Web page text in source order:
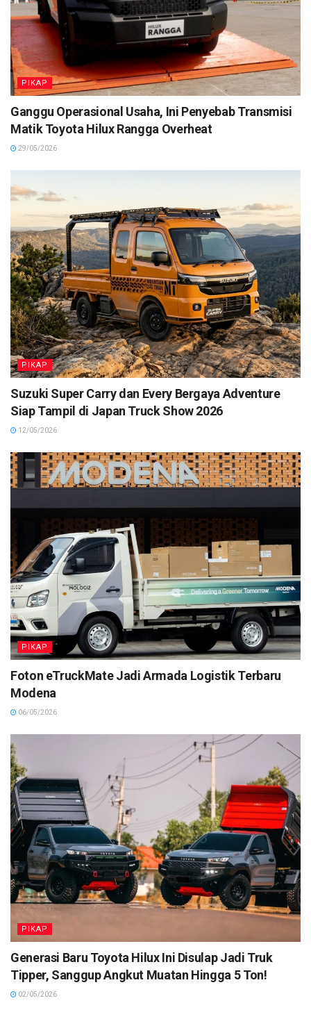
PIKAP
Ganggu Operasional Usaha, Ini Penyebab Transmisi
Matik Toyota Hilux Rangga Overheat
29/05/2026
PIKAP
Suzuki Super Carry dan Every Bergaya Adventure
Siap Tampil di Japan Truck Show 2026
12/05/2026
PIKAP
Foton eTruckMate Jadi Armada Logistik Terbaru
Modena
06/05/2026
PIKAP
Generasi Baru Toyota Hilux Ini Disulap Jadi Truk
Tipper, Sanggup Angkut Muatan Hingga 5 Ton!
02/05/2026